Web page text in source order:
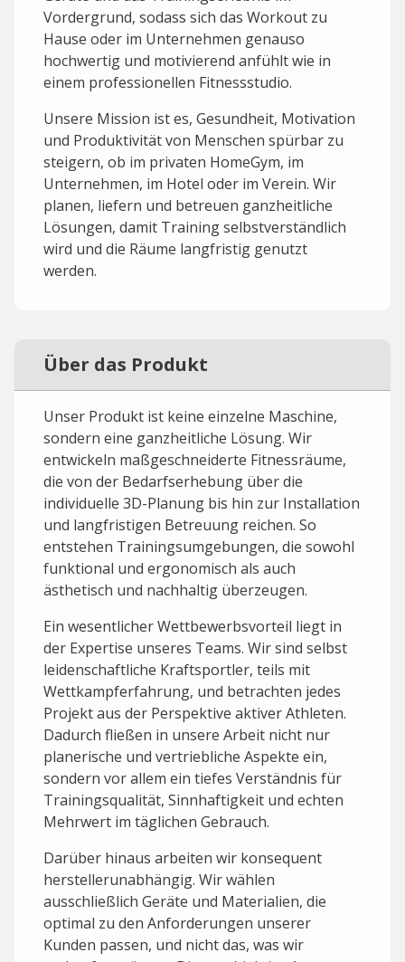
Vordergrund, sodass sich das Workout zu
Hause oder im Unternehmen genauso
hochwertig und motivierend anfühlt wie in
einem professionellen Fitnessstudio.
Unsere Mission ist es, Gesundheit, Motivation
und Produktivität von Menschen spürbar zu
steigern, ob im privaten HomeGym, im
Unternehmen, im Hotel oder im Verein. Wir
planen, liefern und betreuen ganzheitliche
Lösungen, damit Training selbstverständlich
wird und die Räume langfristig genutzt
werden.
Über das Produkt
Unser Produkt ist keine einzelne Maschine,
sondern eine ganzheitliche Lösung. Wir
entwickeln maßgeschneiderte Fitnessräume,
die von der Bedarfserhebung über die
individuelle 3D-Planung bis hin zur Installation
und langfristigen Betreuung reichen. So
entstehen Trainingsumgebungen, die sowohl
funktional und ergonomisch als auch
ästhetisch und nachhaltig überzeugen.
Ein wesentlicher Wettbewerbsvorteil liegt in
der Expertise unseres Teams. Wir sind selbst
leidenschaftliche Kraftsportler, teils mit
Wettkampferfahrung, und betrachten jedes
Projekt aus der Perspektive aktiver Athleten.
Dadurch fließen in unsere Arbeit nicht nur
planerische und vertriebliche Aspekte ein,
sondern vor allem ein tiefes Verständnis für
Trainingsqualität, Sinnhaftigkeit und echten
Mehrwert im täglichen Gebrauch.
Darüber hinaus arbeiten wir konsequent
herstellerunabhängig. Wir wählen
ausschließlich Geräte und Materialien, die
optimal zu den Anforderungen unserer
Kunden passen, und nicht das, was wir